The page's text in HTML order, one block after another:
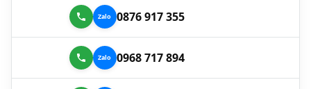
0876 917 355
0968 717 894